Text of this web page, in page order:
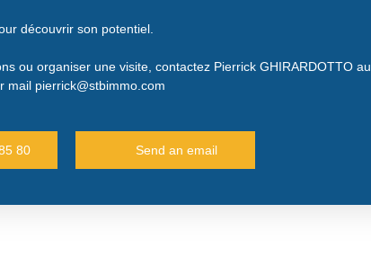
découvrir son potentiel.
ou organiser une visite, contactez Pierrick GHIRARDOTTO au
mail pierrick@stbimmo.com
80 Send an email